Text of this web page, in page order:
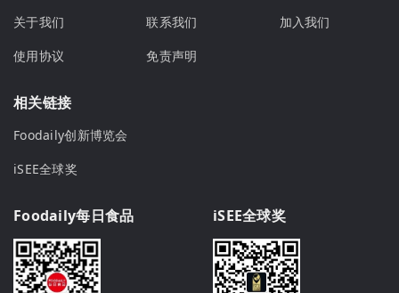
关于我们 联系我们
加入我们
使用协议
免责声明
相关链接
Foodaily创新博览会
iSEE全球奖
Foodaily每日食品 iSEE全球奖